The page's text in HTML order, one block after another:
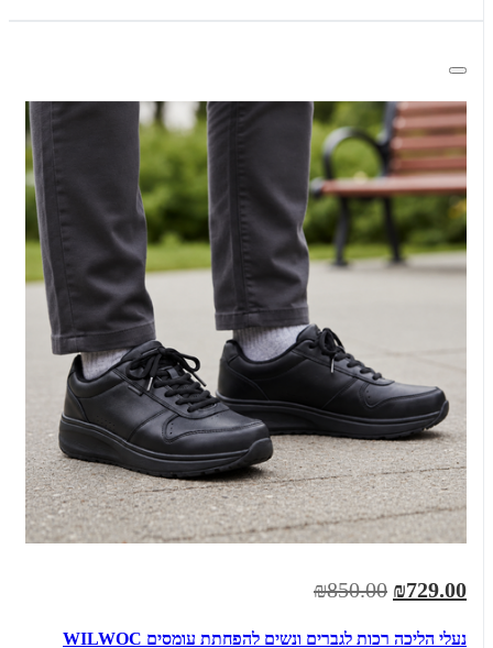
₪729.00
₪850.00
נעלי הליכה רכות לגברים ונשים להפחתת עומסים WILWOC